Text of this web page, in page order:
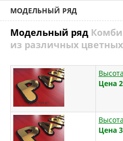
МОДЕЛЬНЫЙ РЯД
Модельный ряд
из различных
Цена
Цена